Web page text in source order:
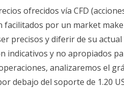
ofrecidos vía CFD
facilitados por un market
precisos y diferir de su
indicativos y no apropiados
analizaremos el
debajo del soporte de 1.20